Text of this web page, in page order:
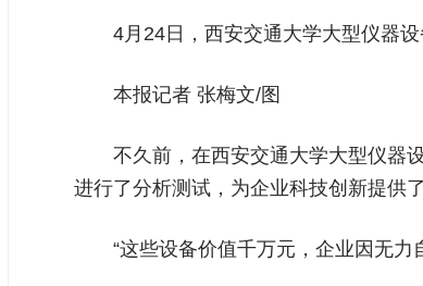
4月24日，西安交通大学大型仪器
本报记者 张梅文/图
不久前，在西安交通大学大型仪器
进行了分析测试，为企业科技创新提供了
“这些设备价值千万元，企业因无